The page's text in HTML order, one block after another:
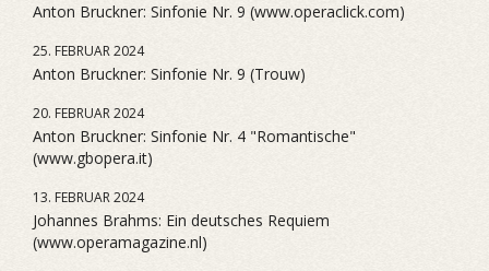
Anton Bruckner: Sinfonie Nr. 9 (www.operaclick.com)
25. FEBRUAR 2024
Anton Bruckner: Sinfonie Nr. 9 (Trouw)
20. FEBRUAR 2024
Anton Bruckner: Sinfonie Nr. 4 "Romantische"
(www.gbopera.it)
13. FEBRUAR 2024
Johannes Brahms: Ein deutsches Requiem
(www.operamagazine.nl)